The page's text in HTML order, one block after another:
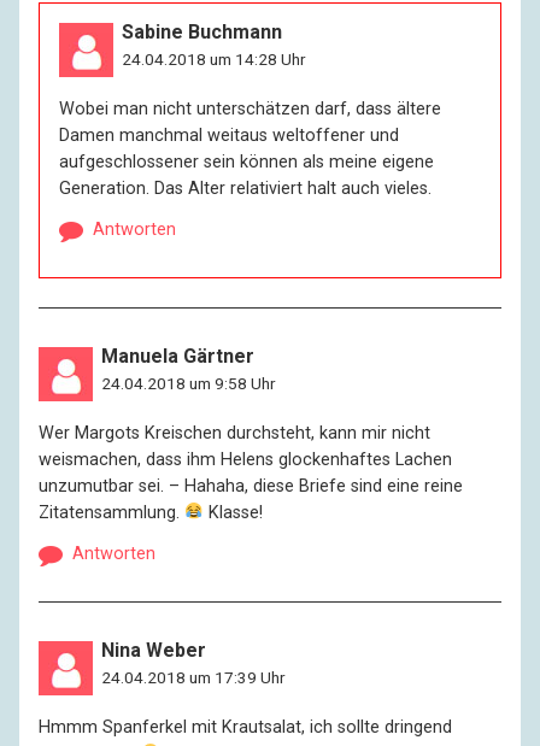
Sabine Buchmann
24.04.2018 um 14:28 Uhr
Wobei man nicht unterschätzen darf, dass ältere
Damen manchmal weitaus weltoffener und
aufgeschlossener sein können als meine eigene
Generation. Das Alter relativiert halt auch vieles.
Antworten
Manuela Gärtner
24.04.2018 um 9:58 Uhr
Wer Margots Kreischen durchsteht, kann mir nicht
weismachen, dass ihm Helens glockenhaftes Lachen
unzumutbar sei. – Hahaha, diese Briefe sind eine reine
Zitatensammlung.
Klasse!
Antworten
Nina Weber
24.04.2018 um 17:39 Uhr
Hmmm Spanferkel mit Krautsalat, ich sollte dringend